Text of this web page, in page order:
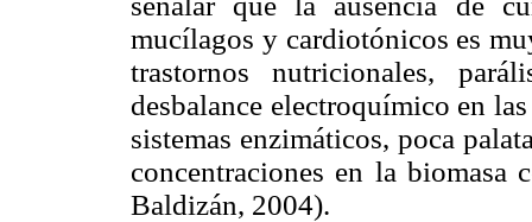
mucílagos y cardiotónicos es
trastornos nutricionales,
desbalance electroquímico en
sistemas enzimáticos, poca
concentraciones en la biomasa
Baldizán, 2004).